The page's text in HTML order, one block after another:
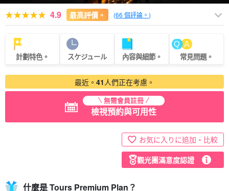
4.9 最高評價。 (66 個評論。 )
計劃特色。 スケジュール 內容與細節。 常見問題。
最近。 41人們正在考慮。
無需會員註冊
檢視預約與可用性
お気に入りに追加・比較
觀光團滿意度認證
什麼是 Tours Premium Plan？